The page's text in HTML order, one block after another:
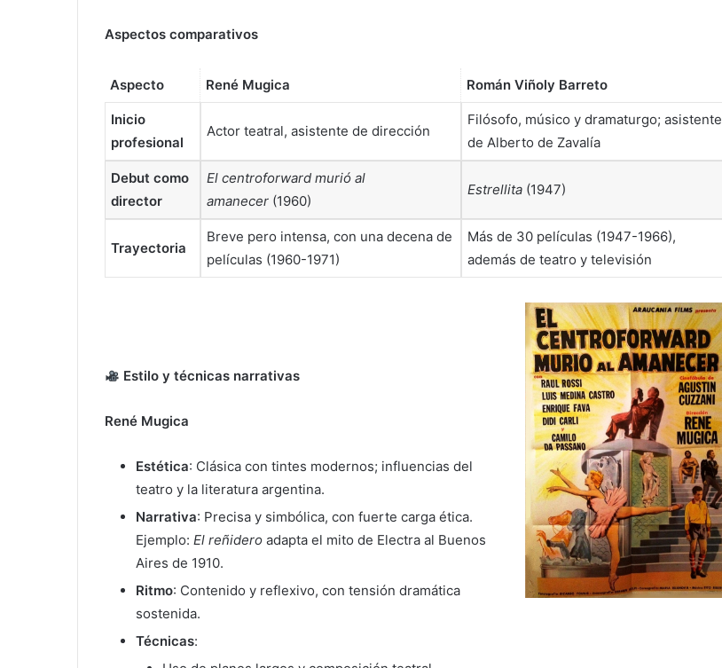
Aspectos comparativos
Aspecto René Mugica Román Viñoly Barreto
Inicio
profesional
Actor teatral, asistente de dirección
Filósofo, músico y dramaturgo; asistente
de Alberto de Zavalía
Debut como
director
El centroforward murió al
amanecer (1960)
Estrellita (1947)
Trayectoria
Breve pero intensa, con una decena de
películas (1960-1971)
Más de 30 películas (1947-1966),
además de teatro y televisión
Estilo y técnicas narrativas
René Mugica
Estética: Clásica con tintes modernos; influencias del
teatro y la literatura argentina.
Narrativa: Precisa y simbólica, con fuerte carga ética.
Ejemplo: El reñidero adapta el mito de Electra al Buenos
Aires de 1910.
Ritmo: Contenido y reflexivo, con tensión dramática
sostenida.
Técnicas: